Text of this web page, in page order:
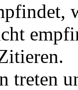
treten